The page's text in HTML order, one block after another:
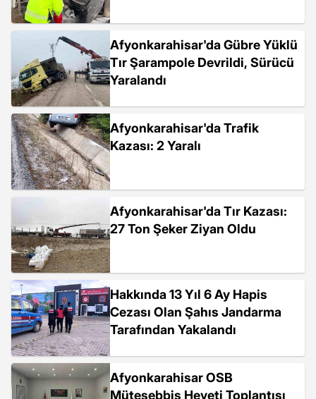
Afyonkarahisar'da Gübre Yüklü
Tır Şarampole Devrildi, Sürücü
Yaralandı
Afyonkarahisar'da Trafik
Kazası: 2 Yaralı
Afyonkarahisar'da Tır Kazası:
27 Ton Şeker Ziyan Oldu
Hakkında 13 Yıl 6 Ay Hapis
Cezası Olan Şahıs Jandarma
Tarafından Yakalandı
Afyonkarahisar OSB
Müteşebbis Heyeti Toplantısı